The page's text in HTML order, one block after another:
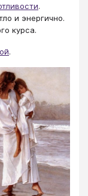
.
и энергично.
курса.
.